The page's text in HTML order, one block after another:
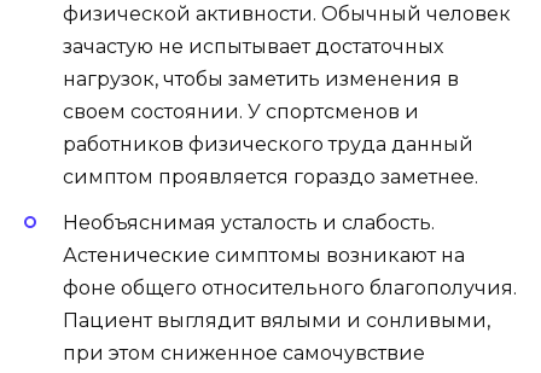
физической активности. Обычный человек
зачастую не испытывает достаточных
нагрузок, чтобы заметить изменения в
своем состоянии. У спортсменов и
работников физического труда данный
симптом проявляется гораздо заметнее.
Необъяснимая усталость и слабость.
Астенические симптомы возникают на
фоне общего относительного благополучия.
Пациент выглядит вялыми и сонливыми,
при этом сниженное самочувствие